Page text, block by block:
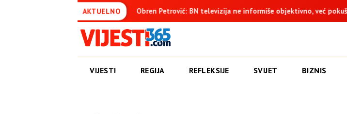
AKTUELNO
Obren Petrović: BN televizija ne informiše objektivno, već pokušava da ospori vodovod na
VIJESTI REGIJA REFLEKSIJE SVIJET BIZNIS